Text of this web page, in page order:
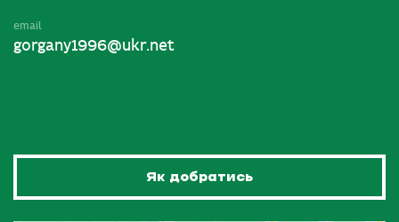
email
gorgany1996@ukr.net
Як добратись